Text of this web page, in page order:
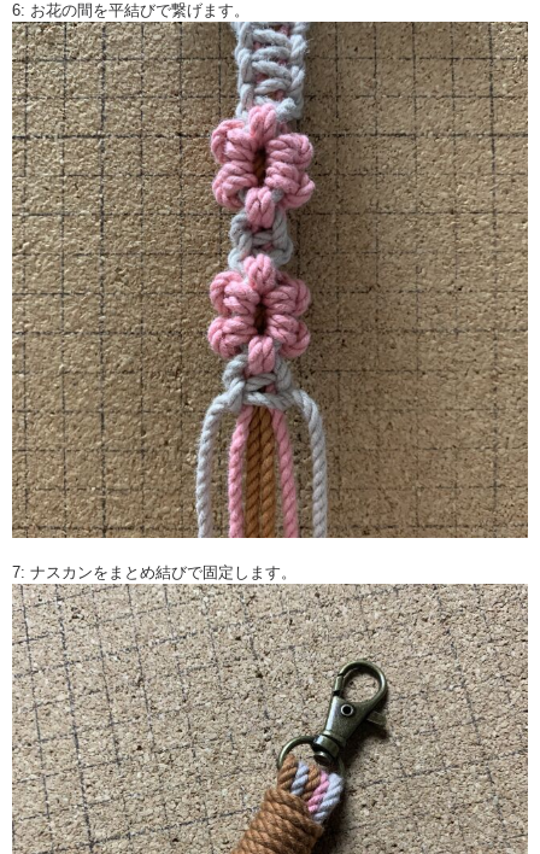
6: お花の間を平結びで繋げます。
7: ナスカンをまとめ結びで固定します。